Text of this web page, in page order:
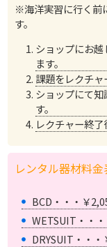
※海洋実習に行く前
す。
ショップにお
ます。
課題をレクチャ
ショップにて
す。
レクチャー終了
レンタル器材料金
BCD・・・￥
WETSUIT・・
DRYSUIT・・・